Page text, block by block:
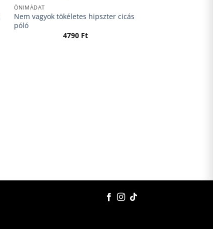
ÖNIMÁDAT
Nem vagyok tökéletes hipszter cicás
póló
4790 Ft